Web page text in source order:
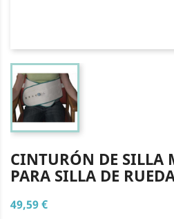
CINTURÓN DE SILLA
PARA SILLA DE
49,59 €